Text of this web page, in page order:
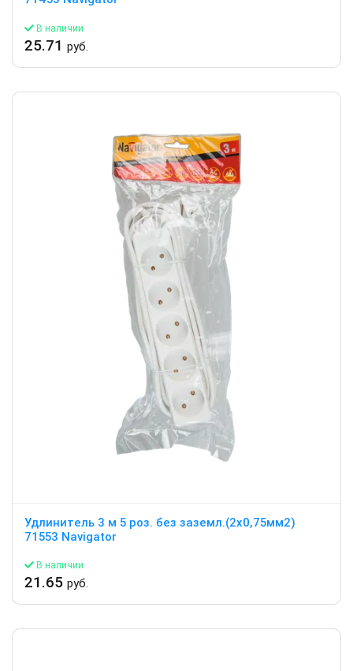
В наличии
25.71 руб.
Удлинитель 3 м 5 роз. без заземл.(2х0,75мм2)
71553 Navigator
В наличии
21.65 руб.